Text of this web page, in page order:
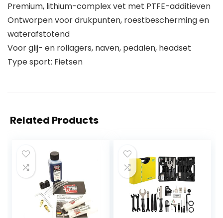
Premium, lithium-complex vet met PTFE-additieven
Ontworpen voor drukpunten, roestbescherming en
waterafstotend
Voor glij- en rollagers, naven, pedalen, headset
Type sport: Fietsen
Related Products